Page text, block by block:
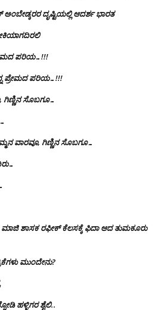
ಅಂಬೇಡ್ಕರರ ದೃಷ್ಟಿಯಲ್ಲಿ ಆದರ್ಶ ಭಾರತ
ಪರಿಯ…!!!
ಪ್ರೇಮದ ಪರಿಯ…!!!
ಗಿಣ್ಣಿನ ಸೊಬಗೂ…
ವಾರವೂ, ಗಿಣ್ಣಿನ ಸೊಬಗೂ…
ಮಾಜಿ ಶಾಸಕ ರಫೀಕ್ ಕೆಲಸಕ್ಕೆ ಫಿದಾ ಆದ ತುಮಕೂರು
ಮುಂದೇನು?
ಹಳ್ಳಿಗರ ಶೈಲಿ..